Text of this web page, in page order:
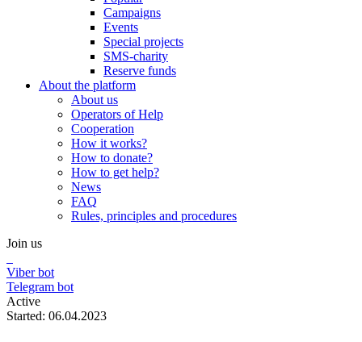
Campaigns
Events
Special projects
SMS-charity
Reserve funds
About the platform
About us
Operators of Help
Cooperation
How it works?
How to donate?
How to get help?
News
FAQ
Rules, principles and procedures
Join us
Viber bot
Telegram bot
Active
Started: 06.04.2023